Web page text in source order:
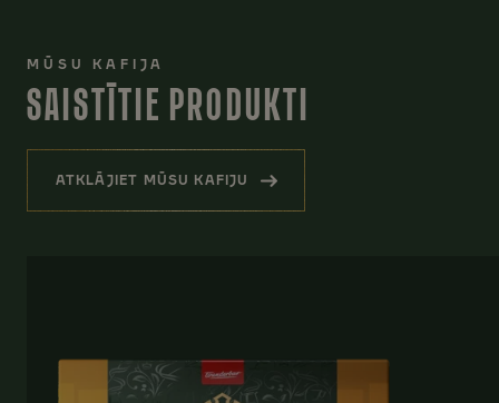
MŪSU KAFIJA
SAISTĪTIE PRODUKTI
ATKLĀJIET MŪSU KAFIJU
(SAISTĪTIE PRODUKTI)